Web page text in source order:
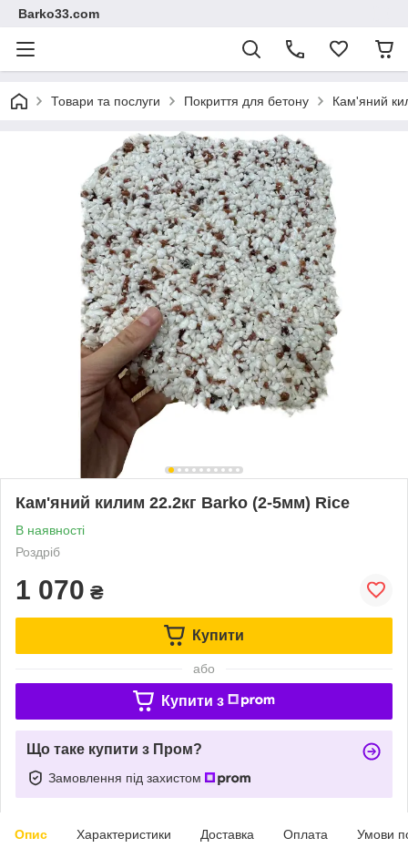
Barko33.com
Товари та послуги Покриття для бетону Кам'яний
Кам'яний килим 22.2кг Barko (2-5мм) Rice
В наявності
Роздріб
1 070 ₴
Купити
або
Купити з
Що таке купити з Пром?
Замовлення під захистом
Опис Характеристики Доставка Оплата Умови